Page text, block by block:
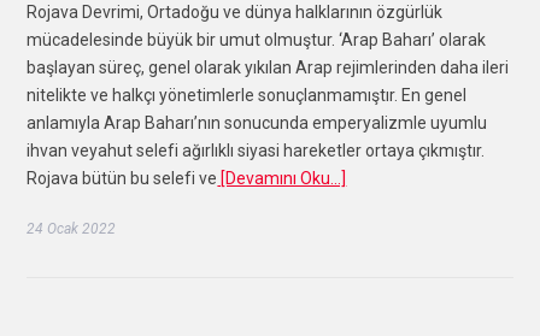
Rojava Devrimi, Ortadoğu ve dünya halklarının özgürlük
mücadelesinde büyük bir umut olmuştur. ‘Arap Baharı’ olarak
başlayan süreç, genel olarak yıkılan Arap rejimlerinden daha ileri
nitelikte ve halkçı yönetimlerle sonuçlanmamıştır. En genel
anlamıyla Arap Baharı’nın sonucunda emperyalizmle uyumlu
ihvan veyahut selefi ağırlıklı siyasi hareketler ortaya çıkmıştır.
Rojava bütün bu selefi ve [Devamını Oku…]
24 Ocak 2022